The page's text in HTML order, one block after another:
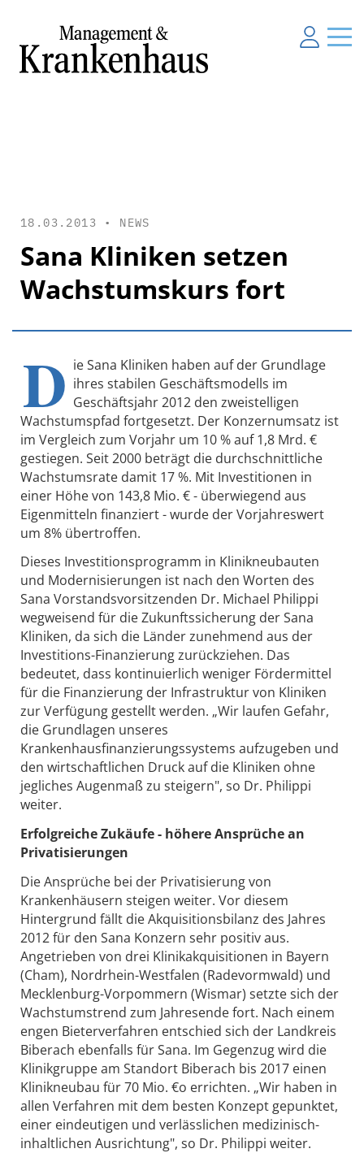
18.03.2013 • NEWS
Sana Kliniken setzen
Wachstumskurs fort
D ie Sana Kliniken haben auf der Grundlage
ihres stabilen Geschäftsmodells im
Geschäftsjahr 2012 den zweistelligen
Wachstumspfad fortgesetzt. Der Konzernumsatz ist
im Vergleich zum Vorjahr um 10 % auf 1,8 Mrd. €
gestiegen. Seit 2000 beträgt die durchschnittliche
Wachstumsrate damit 17 %. Mit Investitionen in
einer Höhe von 143,8 Mio. € - überwiegend aus
Eigenmitteln finanziert - wurde der Vorjahreswert
um 8% übertroffen.
Dieses Investitionsprogramm in Klinikneubauten
und Modernisierungen ist nach den Worten des
Sana Vorstandsvorsitzenden Dr. Michael Philippi
wegweisend für die Zukunftssicherung der Sana
Kliniken, da sich die Länder zunehmend aus der
Investitions-Finanzierung zurückziehen. Das
bedeutet, dass kontinuierlich weniger Fördermittel
für die Finanzierung der Infrastruktur von Kliniken
zur Verfügung gestellt werden. „Wir laufen Gefahr,
die Grundlagen unseres
Krankenhausfinanzierungssystems aufzugeben und
den wirtschaftlichen Druck auf die Kliniken ohne
jegliches Augenmaß zu steigern", so Dr. Philippi
weiter.
Erfolgreiche Zukäufe - höhere Ansprüche an
Privatisierungen
Die Ansprüche bei der Privatisierung von
Krankenhäusern steigen weiter. Vor diesem
Hintergrund fällt die Akquisitionsbilanz des Jahres
2012 für den Sana Konzern sehr positiv aus.
Angetrieben von drei Klinikakquisitionen in Bayern
(Cham), Nordrhein-Westfalen (Radevormwald) und
Mecklenburg-Vorpommern (Wismar) setzte sich der
Wachstumstrend zum Jahresende fort. Nach einem
engen Bieterverfahren entschied sich der Landkreis
Biberach ebenfalls für Sana. Im Gegenzug wird die
Klinikgruppe am Standort Biberach bis 2017 einen
Klinikneubau für 70 Mio. €o errichten. „Wir haben in
allen Verfahren mit dem besten Konzept gepunktet,
einer eindeutigen und verlässlichen medizinisch-
inhaltlichen Ausrichtung", so Dr. Philippi weiter.